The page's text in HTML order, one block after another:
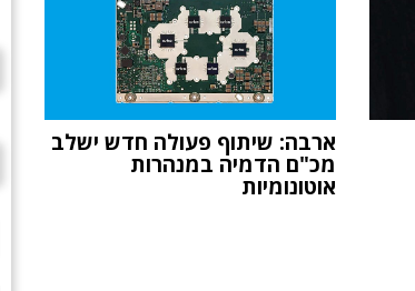
ארבה: שיתוף פעולה חדש ישלב
מכ"ם הדמיה במנהרות
אוטונומיות